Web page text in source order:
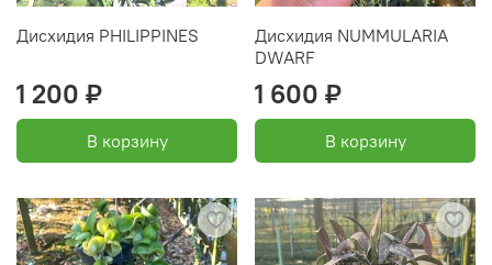
Дисхидия PHILIPPINES
1 200 ₽
В корзину
Дисхидия NUMMULARIA
DWARF
1 600 ₽
В корзину